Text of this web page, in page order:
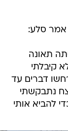
אמר סלע:
תאונה
קיבלתי
דברים עד
נתבקשתי
להביא אותי